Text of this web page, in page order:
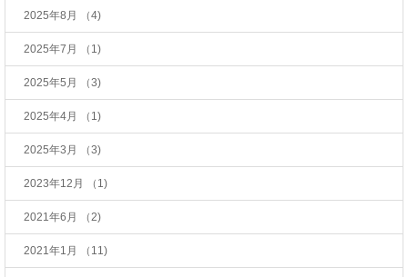
2025年8月 （4)
2025年7月 （1)
2025年5月 （3)
2025年4月 （1)
2025年3月 （3)
2023年12月 （1)
2021年6月 （2)
2021年1月 （11)